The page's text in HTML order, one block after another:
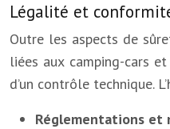
Légalité et
Outre les aspects de
liées aux camping-cars
d’un contrôle technique.
Réglementations et